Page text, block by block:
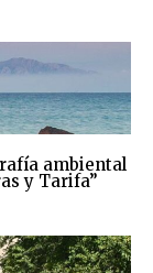
ambiental
y Tarifa”